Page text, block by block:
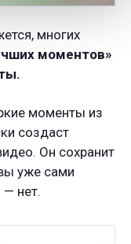
многих
моментов»
моменты из
создаст
Он сохранит
уже сами
— нет.